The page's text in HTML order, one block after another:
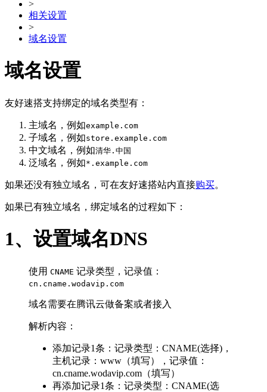
>
相关设置
>
域名设置
域名设置
友好速搭支持绑定的域名类型有：
主域名，例如example.com
子域名，例如store.example.com
中文域名，例如清华.中国
泛域名，例如*.example.com
如果还没有独立域名，可在友好速搭站内直接购买。
如果已有独立域名，绑定域名的过程如下：
1、设置域名DNS
使用 CNAME 记录类型，记录值：
cn.cname.wodavip.com
域名需要在腾讯云做备案或者接入
解析内容：
添加记录1条：记录类型：CNAME(选择)，
主机记录：www（填写），记录值：
cn.cname.wodavip.com（填写）
再添加记录1条：记录类型：CNAME(选